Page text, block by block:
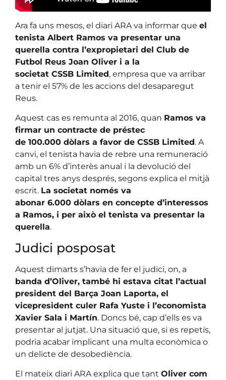
Ara fa uns mesos, el diari ARA va informar que el
tenista Albert Ramos va presentar una
querella contra l’expropietari del Club de
Futbol Reus Joan Oliver i a la
societat CSSB Limited, empresa que va arribar
a tenir el 57% de les accions del desaparegut
Reus.
Aquest cas es remunta al 2016, quan Ramos va
firmar un contracte de préstec
de 100.000 dòlars a favor de CSSB Limited. A
canvi, el tenista havia de rebre una remuneració
amb un 6% d’interès anual i la devolució del
capital tres anys després, segons explica el mitjà
escrit. La societat només va
abonar 6.000 dòlars en concepte d’interessos
a Ramos, i per això el tenista va presentar la
querella.
Judici posposat
Aquest dimarts s’havia de fer el judici, on, a
banda d’Oliver, també hi estava citat l’actual
president del Barça Joan Laporta, el
vicepresident culer Rafa Yuste i l’economista
Xavier Sala i Martín. Doncs bé, cap d’ells es va
presentar al jutjat. Una situació que, si es repetís,
podria acabar implicant una multa econòmica o
un delicte de desobediència.
El mateix diari ARA explica que tant Oliver com